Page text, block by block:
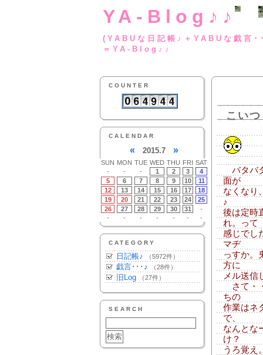
YA-Blog♪♪
(YABUな日記帳♪
＝YA-Blog♪♪
COUNTER
CALENDAR
« 2015.7 »
SUN MON TUE WED THU FRI SAT
-
- - 1 2 3
4
5
6 7 8 9 10
11
12
13 14 15 16 17
18
19
20 21 22 23 24
25
26
27 28 29 30 31
-
-
- - - - - -
CATEGORY
日記帳♪ （5972件）
戯言･･･♪ （28件）
旧Log （27件）
SEARCH
こい
バタバ
面が
なくなり
♪
後は定時
れ。って
感じでし
マヂ
っすか。
方に
メル送信
さて・
ちの
作業はネ
で、
なんとな
け？
うろ覚え